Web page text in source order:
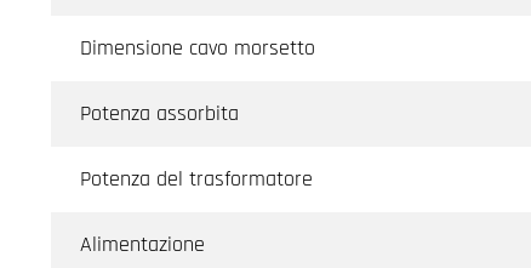
Dimensione cavo morsetto
Potenza assorbita
Potenza del trasformatore
Alimentazione